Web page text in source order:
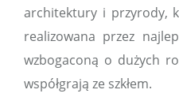
architektury i przyrody,
realizowana przez
wzbogaconą o dużych
współgrają ze szkłem.